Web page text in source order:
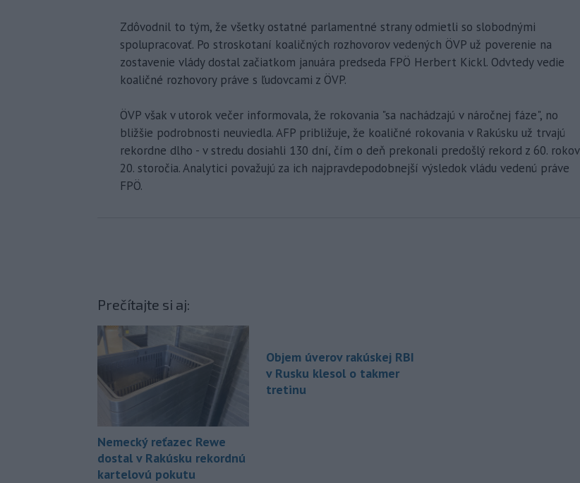
Zdôvodnil to tým, že všetky ostatné parlamentné strany odmietli so slobodnými
spolupracovať. Po stroskotaní koaličných rozhovorov vedených ÖVP už poverenie na
zostavenie vlády dostal začiatkom januára predseda FPÖ Herbert Kickl. Odvtedy vedie
koaličné rozhovory práve s ľudovcami z ÖVP.
ÖVP však v utorok večer informovala, že rokovania "sa nachádzajú v náročnej fáze", no
bližšie podrobnosti neuviedla. AFP približuje, že koaličné rokovania v Rakúsku už trvajú
rekordne dlho - v stredu dosiahli 130 dní, čím o deň prekonali predošlý rekord z 60. rokov
20. storočia. Analytici považujú za ich najpravdepodobnejší výsledok vládu vedenú práve
FPÖ.
Prečítajte si aj:
Nemecký reťazec Rewe
dostal v Rakúsku rekordnú
kartelovú pokutu
Objem úverov rakúskej RBI
v Rusku klesol o takmer
tretinu